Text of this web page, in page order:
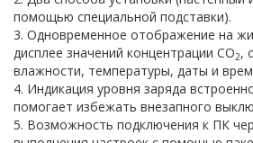
помощью специальной подставки).
3. Одновременное отображение на
дисплее значений концентрации CO2,
влажности, температуры, даты и
4. Индикация уровня заряда
помогает избежать внезапного
5. Возможность подключения к ПК